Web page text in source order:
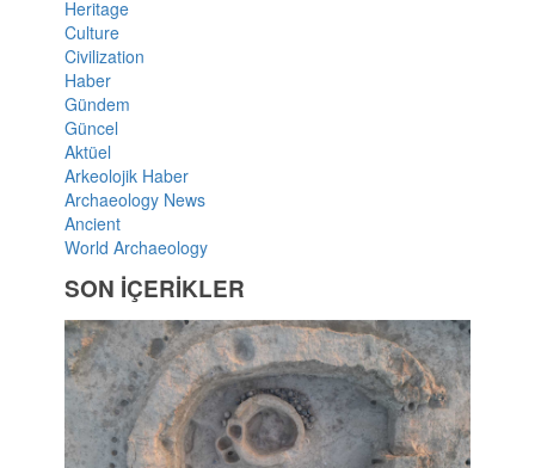
Heritage
Culture
Civilization
Haber
Gündem
Güncel
Aktüel
Arkeolojik Haber
Archaeology News
Ancient
World Archaeology
SON İÇERİKLER